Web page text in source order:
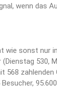
wenn das
wie sonst nur
530,
568